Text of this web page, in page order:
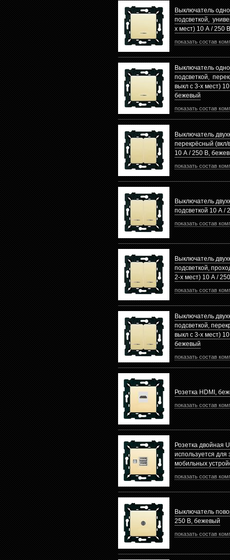
Выключатель
подсветкой,
х мест) 10 А / 250
показать состав
Выключатель
подсветкой,
выкл с 3-х мест)
бежевый
показать состав
Выключатель
перекрёсный (вкл/
10 А / 250 В,
показать состав
Выключатель
подсветкой 10 А /
показать состав
Выключатель
подсветкой,
2-х мест) 10 А /
показать состав
Выключатель
подсветкой,
выкл с 3-х мест)
бежевый
показать состав
Розетка HDMI,
показать состав
Розетка двойная
используется для
мобильных
показать состав
Выключатель
250 В, бежевый
показать состав